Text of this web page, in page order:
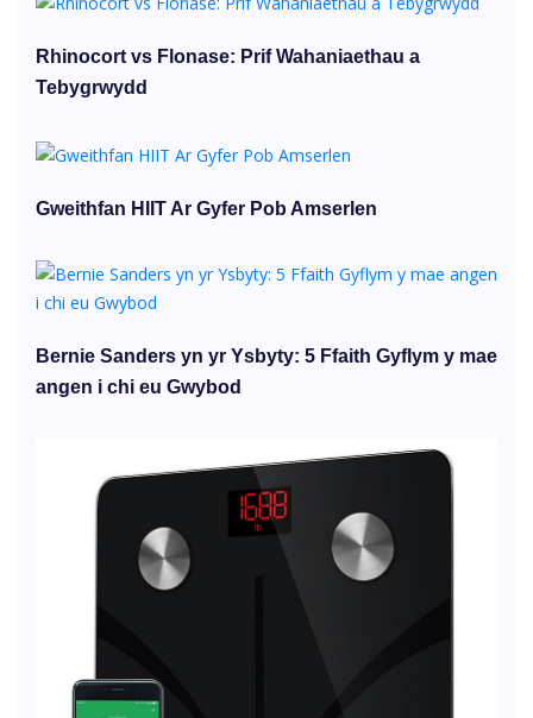
Rhinocort vs Flonase: Prif Wahaniaethau a
Tebygrwydd
Gweithfan HIIT Ar Gyfer Pob Amserlen
Bernie Sanders yn yr Ysbyty: 5 Ffaith Gyflym y mae
angen i chi eu Gwybod